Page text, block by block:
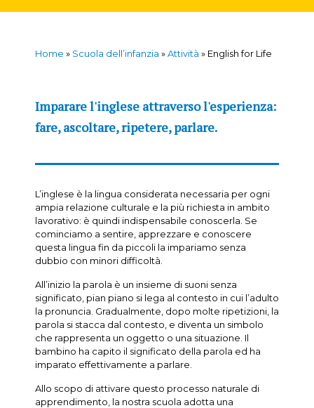
Home » Scuola dell’infanzia »Attività » English for Life
Imparare l'inglese attraverso l'esperienza:
fare, ascoltare, ripetere, parlare.
L’inglese è la lingua considerata necessaria per ogni
ampia relazione culturale e la più richiesta in ambito
lavorativo: è quindi indispensabile conoscerla. Se
cominciamo a sentire, apprezzare e conoscere
questa lingua fin da piccoli la impariamo senza
dubbio con minori difficoltà.
All’inizio la parola è un insieme di suoni senza
significato, pian piano si lega al contesto in cui l’adulto
la pronuncia. Gradualmente, dopo molte ripetizioni, la
parola si stacca dal contesto, e diventa un simbolo
che rappresenta un oggetto o una situazione. Il
bambino ha capito il significato della parola ed ha
imparato effettivamente a parlare.
Allo scopo di attivare questo processo naturale di
apprendimento, la nostra scuola adotta una